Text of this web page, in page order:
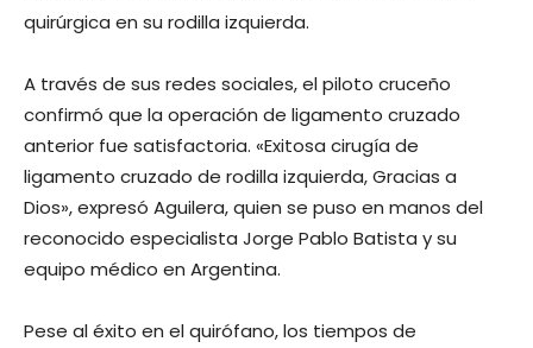
quirúrgica en su rodilla izquierda.
A través de sus redes sociales, el piloto cruceño
confirmó que la operación de ligamento cruzado
anterior fue satisfactoria. «Exitosa cirugía de
ligamento cruzado de rodilla izquierda, Gracias a
Dios», expresó Aguilera, quien se puso en manos del
reconocido especialista Jorge Pablo Batista y su
equipo médico en Argentina.
Pese al éxito en el quirófano, los tiempos de